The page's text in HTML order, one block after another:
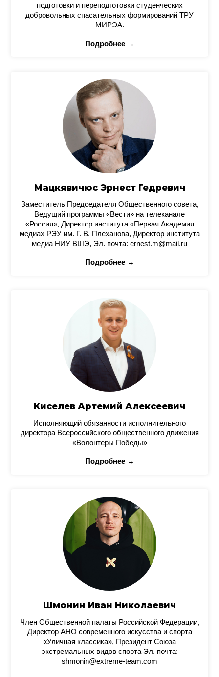
подготовки и переподготовки студенческих
добровольных спасательных формирований ТРУ
МИРЭА.
Подробнее →
Мацкявичюс Эрнест Гедревич
Заместитель Председателя Общественного совета,
Ведущий программы «Вести» на телеканале
«Россия», Директор института «Первая Академия
медиа» РЭУ им. Г. В. Плеханова, Директор института
медиа НИУ ВШЭ, Эл. почта: ernest.m@mail.ru
Подробнее →
Киселев Артемий Алексеевич
Исполняющий обязанности исполнительного
директора Всероссийского общественного движения
«Волонтеры Победы»
Подробнее →
Шмонин Иван Николаевич
Член Общественной палаты Российской Федерации,
Директор АНО современного искусства и спорта
«Уличная классика», Президент Союза
экстремальных видов спорта Эл. почта:
shmonin@extreme-team.com